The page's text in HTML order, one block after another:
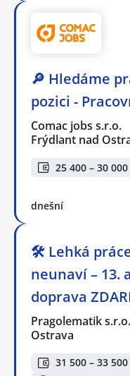
🔎 Hledáme
pozici -
Comac jobs s.r.o.
Frýdlant nad
25 400 – 30 000
dnešní
🛠️ Lehká
neunaví – 13.
doprava
Pragolematik s.r.o.
Ostrava
31 500 – 33 500